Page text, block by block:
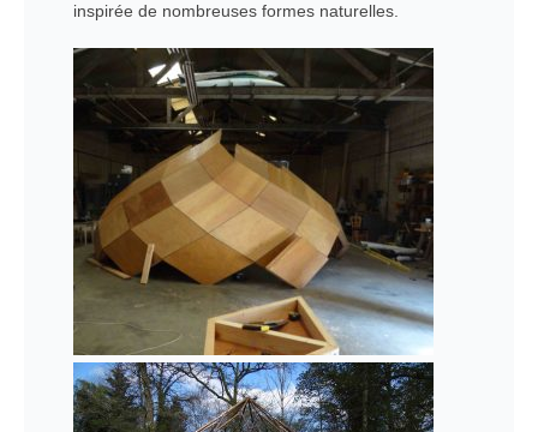
inspirée de nombreuses formes naturelles.